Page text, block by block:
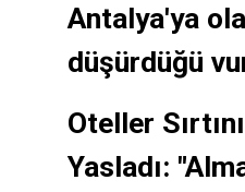
Antalya'ya
düşürdüğü
Oteller
Yasladı: